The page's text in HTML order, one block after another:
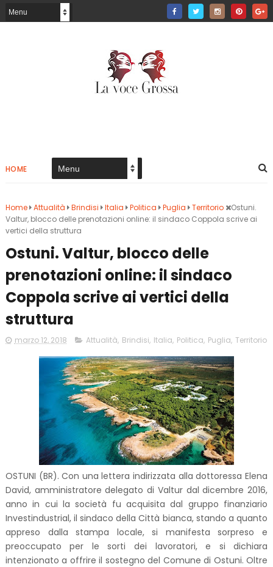
HOME
Home Attualità Brindisi Italia Politica Puglia Territorio
Ostuni.
Valtur, blocco delle prenotazioni online: il sindaco Coppola scrive ai
vertici della struttura
Ostuni. Valtur, blocco delle
prenotazioni online: il sindaco
Coppola scrive ai vertici della
struttura
marzo 12, 2018 Attualità, Brindisi, Italia, Politica, Puglia, Territorio
OSTUNI (BR). Con una lettera indirizzata alla dottoressa Elena
David, amministratore delegato di Valtur dal dicembre 2016,
anno in cui la società fu acquisita dal gruppo finanziario
Investindustrial, il sindaco della Città bianca, stando a quanto
appreso dalla stampa locale, si manifesta sorpreso e
preoccupato per le sorti dei lavoratori, e si dichiara
intenzionato a offrire il sostegno del Comune di Ostuni. Oltre